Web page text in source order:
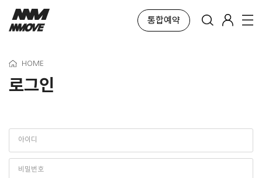
통합예약
HOME
로그인